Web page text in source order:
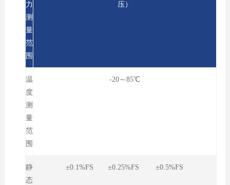
力
测
量
范
围
压）
温
度
测
量
范
围
-20～85℃
静
态
±0.1%FS ±0.25%FS ±0.5%FS